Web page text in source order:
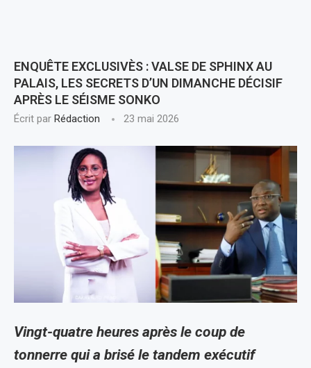
ENQUÊTE EXCLUSIVÈS : VALSE DE SPHINX AU
PALAIS, LES SECRETS D’UN DIMANCHE DÉCISIF
APRÈS LE SÉISME SONKO
Écrit par Rédaction 23 mai 2026
Vingt-quatre heures après le coup de
tonnerre qui a brisé le tandem exécutif